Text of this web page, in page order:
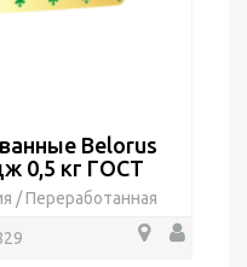
Belorus
0,5 кг ГОСТ
/Переработанная